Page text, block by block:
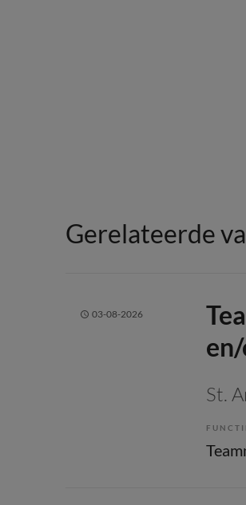
Gerelateerde
03-08-2026
St.